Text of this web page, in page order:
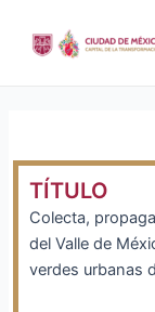
contenido
TÍTULO
Colecta,
del Valle de
verdes urbanas